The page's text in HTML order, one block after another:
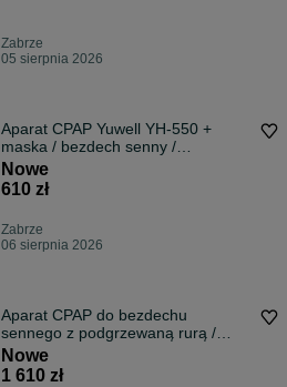
Zabrze
05 sierpnia 2026
Aparat CPAP Yuwell YH-550 +
maska / bezdech senny /
Refundacja NFZ
Nowe
610 zł
Zabrze
06 sierpnia 2026
Aparat CPAP do bezdechu
sennego z podgrzewaną rurą /
refundacja NFZ !!
Nowe
1 610 zł